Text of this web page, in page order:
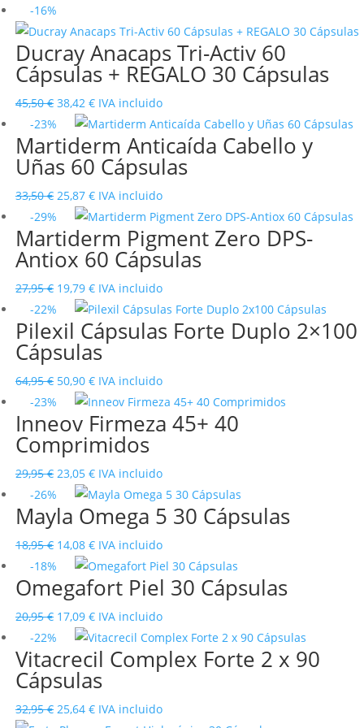
original
era:
54,95 €.
actual
es:
43,31 €.
-16%
Ducray Anacaps Tri-Activ 60
Cápsulas + REGALO 30 Cápsulas
45,50€ El
precio
original
era:
38,42 €El
precio
actual
es:
IVA incluido
-23%
Martiderm Anticaída Cabello y
Uñas 60 Cápsulas
33,50€ El
precio
original
era:
25,87 €El
precio
actual
es:
IVA incluido
-29%
Martiderm Pigment Zero DPS-
Antiox 60 Cápsulas
27,95€ El
precio
original
era:
19,79 €El
precio
actual
es:
IVA incluido
-22%
Pilexil Cápsulas Forte Duplo 2×100
Cápsulas
64,95€ El
precio
original
era:
50,90 €El
precio
actual
es:
IVA incluido
-23%
Inneov Firmeza 45+ 40
Comprimidos
29,95€ El
precio
original
29,95 €.
23,05 €El
precio
actual
IVA incluido
-26%
Mayla Omega 5 30 Cápsulas
18,95€ El
precio
original
18,95 €.
14,08 €El
precio
actual
IVA incluido
-18%
Omegafort Piel 30 Cápsulas
20,95€ El
precio
original
era:
17,09 €El
precio
actual
es:
IVA incluido
-22%
Vitacrecil Complex Forte 2 x 90
Cápsulas
32,95€ El
25,64 €ElIVA incluido